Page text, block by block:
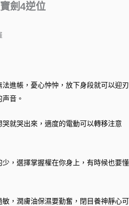
劍4逆位
進帳，憂心忡忡，放下身段就可以迎刃
音。
就哭出來，適度的電動可以轉移注意
，選擇掌握權在你身上，有時候也要懂
，潤膚油保濕要勤奮，閉目養神靜心可